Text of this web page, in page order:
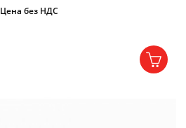
Цена без НДС